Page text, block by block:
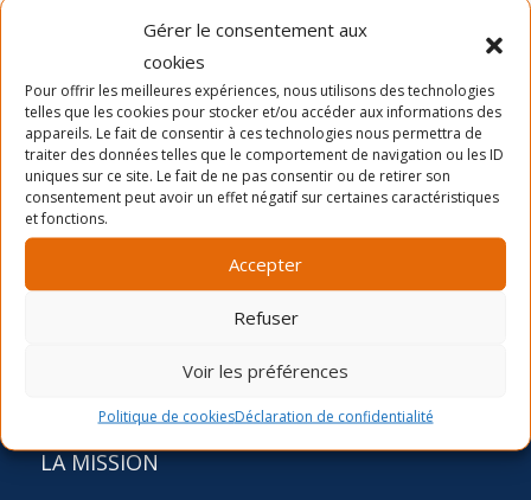
Gérer le consentement aux
cookies
Pour offrir les meilleures expériences, nous utilisons des technologies
telles que les cookies pour stocker et/ou accéder aux informations des
appareils. Le fait de consentir à ces technologies nous permettra de
traiter des données telles que le comportement de navigation ou les ID
uniques sur ce site. Le fait de ne pas consentir ou de retirer son
consentement peut avoir un effet négatif sur certaines caractéristiques
et fonctions.
Accepter
Refuser
Voir les préférences
Politique de cookiesDéclaration de confidentialité
Dernières nouvelles
La période d’inscription automne 2026
Camp de jour été- distribution des chandails et
cartes
LA MISSION